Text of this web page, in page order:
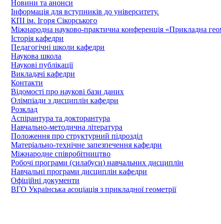
Новини та анонси
Інформація для вступників до університету.
КПІ ім. Ігоря Сікорського
Міжнародна науково-практична конференція «Прикладна
Історія кафедри
Педагогічні школи кафедри
Наукова школа
Наукові публікації
Викладачі кафедри
Контакти
Відомості про наукові бази даних
Олімпіади з дисциплін кафедри
Розклад
Аспірантура та докторантура
Навчально-методична література
Положення про структурний підрозділ
Матеріально-технічне запезпечення кафедри
Міжнародне співробітництво
Робочі програми (силабуси) навчальних дисциплін
Навчальні програми дисциплін кафедри
Офіційні документи
ВГО Українська асоціація з прикладної геометрії